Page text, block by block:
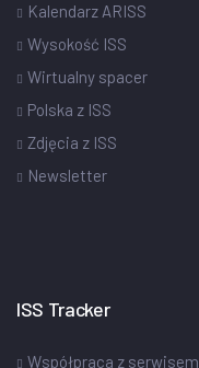
Kalendarz ARISS
Wysokość ISS
Wirtualny spacer
Polska z ISS
Zdjęcia z ISS
Newsletter
ISS Tracker
Współpraca z serwisem